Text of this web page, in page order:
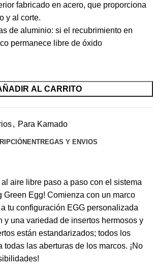
fabricado en acero, que proporciona
y al corte.
de aluminio: si el recubrimiento en
permanece libre de óxido
AL CARRITO
, Para Kamado
ENTREGAS Y ENVIOS
al aire libre paso a paso con el sistema
Green Egg! Comienza con un marco
tu configuración EGG personalizada
y una variedad de insertos hermosos y
están estandarizados; todos los
todas las aberturas de los marcos. ¡No